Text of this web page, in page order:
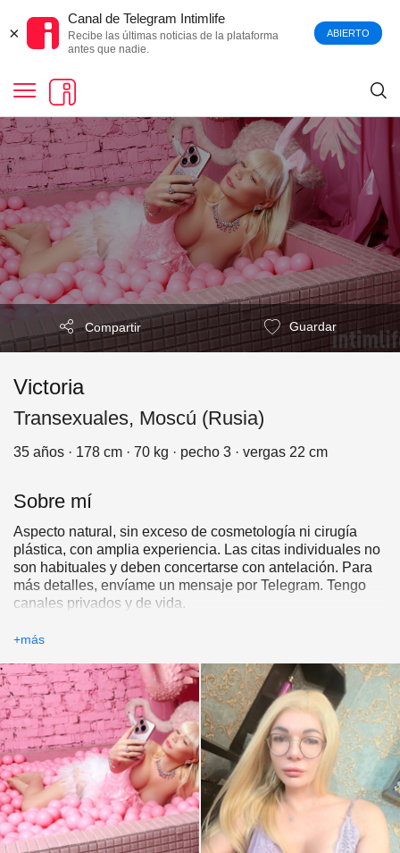
×
Canal de Telegram Intimlife
Recibe las últimas noticias de la plataforma
antes que nadie.
ABIERTO
Compartir Guardar
Victoria
Transexuales, Moscú (Rusia)
35 años · 178 cm · 70 kg · pecho 3 · vergas 22 cm
Sobre mí
Aspecto natural, sin exceso de cosmetología ni cirugía
plástica, con amplia experiencia. Las citas individuales no
son habituales y deben concertarse con antelación. Para
más detalles, envíame un mensaje por Telegram. Tengo
canales privados y de vida.
Valoro tu tiempo y el mío. Confirmación por videollamada.
+más